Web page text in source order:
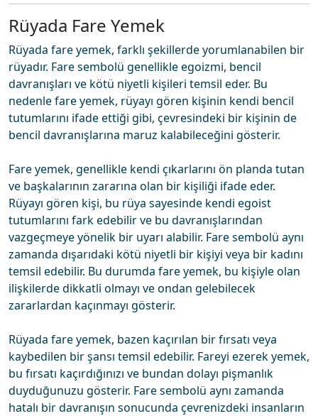
Rüyada Fare Yemek
Rüyada fare yemek, farklı şekillerde yorumlanabilen bir
rüyadır. Fare sembolü genellikle egoizmi, bencil
davranışları ve kötü niyetli kişileri temsil eder. Bu
nedenle fare yemek, rüyayı gören kişinin kendi bencil
tutumlarını ifade ettiği gibi, çevresindeki bir kişinin de
bencil davranışlarına maruz kalabileceğini gösterir.
Fare yemek, genellikle kendi çıkarlarını ön planda tutan
ve başkalarının zararına olan bir kişiliği ifade eder.
Rüyayı gören kişi, bu rüya sayesinde kendi egoist
tutumlarını fark edebilir ve bu davranışlarından
vazgeçmeye yönelik bir uyarı alabilir. Fare sembolü aynı
zamanda dışarıdaki kötü niyetli bir kişiyi veya bir kadını
temsil edebilir. Bu durumda fare yemek, bu kişiyle olan
ilişkilerde dikkatli olmayı ve ondan gelebilecek
zararlardan kaçınmayı gösterir.
Rüyada fare yemek, bazen kaçırılan bir fırsatı veya
kaybedilen bir şansı temsil edebilir. Fareyi ezerek yemek,
bu fırsatı kaçırdığınızı ve bundan dolayı pişmanlık
duyduğunuzu gösterir. Fare sembolü aynı zamanda
hatalı bir davranışın sonucunda çevrenizdeki insanların